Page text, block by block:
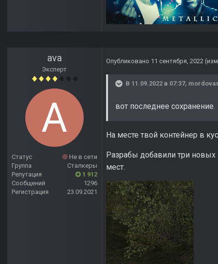
ava
Эксперт
Статус
Не в сети
Группа
Сталкеры
Репутация
1 912
Сообщений
1296
Регистрация
23.09.2021
Опубликовано 11 сентября, 2022
В 11.09.2022 в 07:37,
вот последнее
На месте твой контейнер в
Разрабы добавили три
мест.